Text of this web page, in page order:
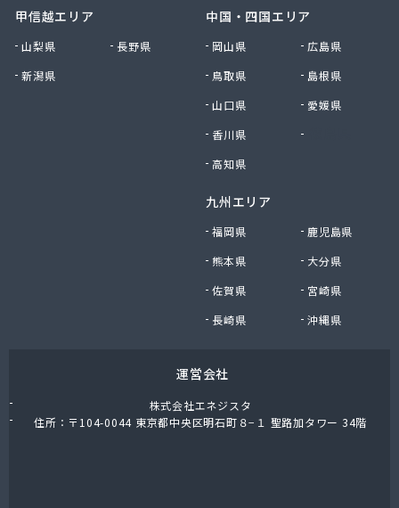
甲信越エリア
山梨県
長野県
新潟県
中国・四国エリア
岡山県
広島県
鳥取県
島根県
山口県
愛媛県
香川県
高知県
九州エリア
福岡県
鹿児島県
熊本県
大分県
佐賀県
宮崎県
長崎県
沖縄県
運営会社
株式会社エネジスタ
住所：〒104-0044 東京都中央区明石町８−１ 聖路加タワー 34階